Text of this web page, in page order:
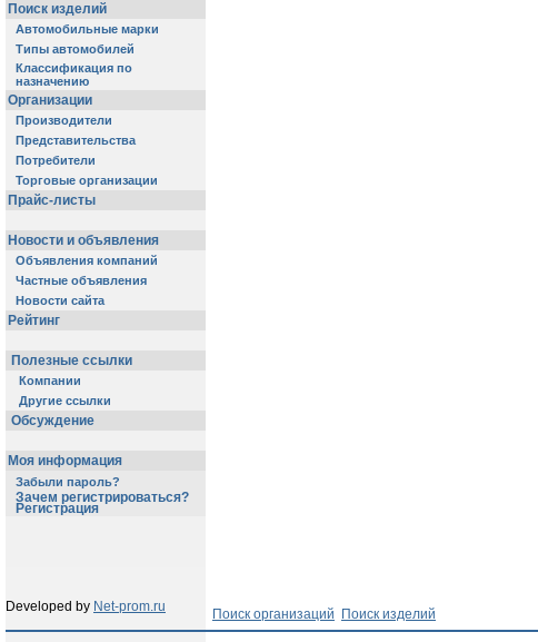
Поиск изделий
Автомобильные марки
Типы автомобилей
Классификация по
назначению
Организации
Производители
Представительства
Потребители
Торговые организации
Прайс-листы
Новости и объявления
Объявления компаний
Частные объявления
Новости сайта
Рейтинг
Полезные ссылки
Компании
Другие ссылки
Обсуждение
Моя информация
Забыли пароль?
Зачем регистрироваться?
Регистрация
Developed by Net-prom.ru Поиск организаций Поиск изделий